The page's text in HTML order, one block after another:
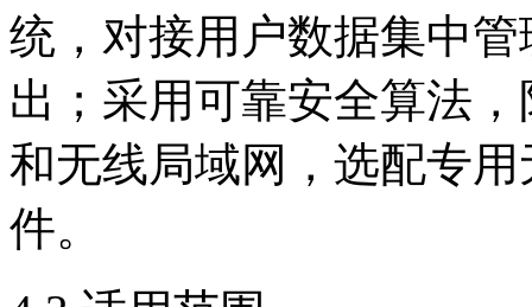
统，对接用户数据集中
出；采用可靠安全算法
和无线局域网，选配专
件。